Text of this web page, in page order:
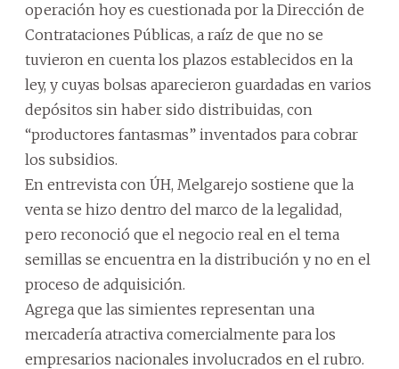
operación hoy es cuestionada por la Dirección de
Contrataciones Públicas, a raíz de que no se
tuvieron en cuenta los plazos establecidos en la
ley, y cuyas bolsas aparecieron guardadas en varios
depósitos sin haber sido distribuidas, con
“productores fantasmas” inventados para cobrar
los subsidios.
En entrevista con ÚH, Melgarejo sostiene que la
venta se hizo dentro del marco de la legalidad,
pero reconoció que el negocio real en el tema
semillas se encuentra en la distribución y no en el
proceso de adquisición.
Agrega que las simientes representan una
mercadería atractiva comercialmente para los
empresarios nacionales involucrados en el rubro.